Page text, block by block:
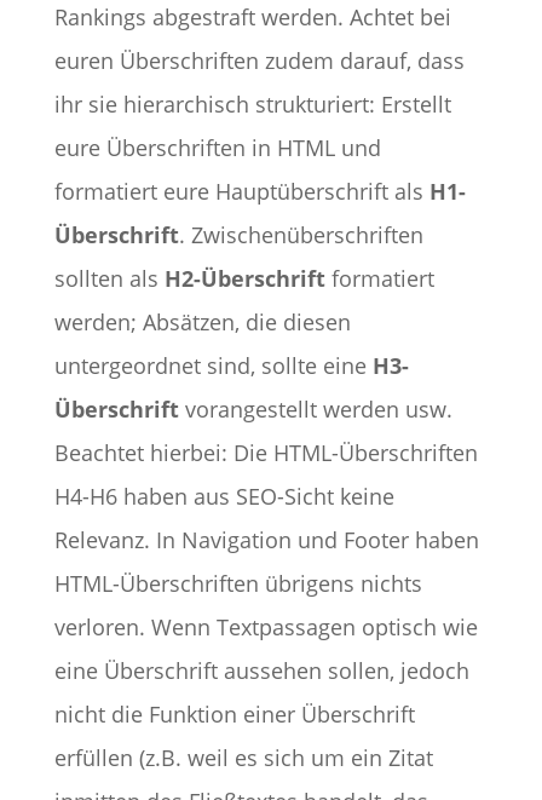
Rankings abgestraft werden. Achtet bei
euren Überschriften zudem darauf, dass
ihr sie hierarchisch strukturiert: Erstellt
eure Überschriften in HTML und
formatiert eure Hauptüberschrift als H1-
Überschrift. Zwischenüberschriften
sollten als H2-Überschriftformatiert
werden; Absätzen, die diesen
untergeordnet sind, sollte eine H3-
Überschriftvorangestellt werden usw.
Beachtet hierbei: Die HTML-Überschriften
H4-H6 haben aus SEO-Sicht keine
Relevanz. In Navigation und Footer haben
HTML-Überschriften übrigens nichts
verloren. Wenn Textpassagen optisch wie
eine Überschrift aussehen sollen, jedoch
nicht die Funktion einer Überschrift
erfüllen (z.B. weil es sich um ein Zitat